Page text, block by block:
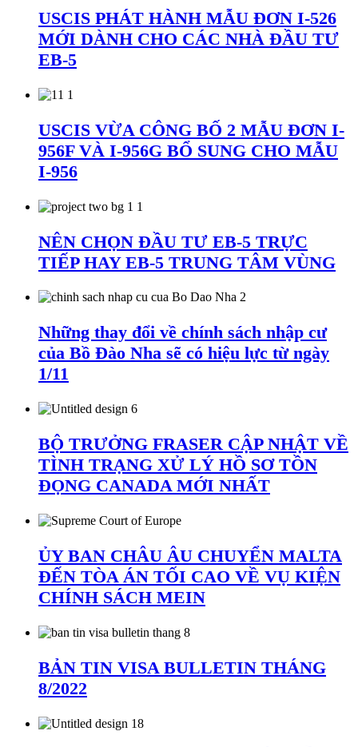
USCIS PHÁT HÀNH MẪU ĐƠN I-526
MỚI DÀNH CHO CÁC NHÀ ĐẦU TƯ
EB-5
USCIS VỪA CÔNG BỐ 2 MẪU ĐƠN I-
956F VÀ I-956G BỔ SUNG CHO MẪU
I-956
NÊN CHỌN ĐẦU TƯ EB-5 TRỰC
TIẾP HAY EB-5 TRUNG TÂM VÙNG
Những thay đổi về chính sách nhập cư
của Bồ Đào Nha sẽ có hiệu lực từ ngày
1/11
BỘ TRƯỞNG FRASER CẬP NHẬT VỀ
TÌNH TRẠNG XỬ LÝ HỒ SƠ TỒN
ĐỌNG CANADA MỚI NHẤT
ỦY BAN CHÂU ÂU CHUYỂN MALTA
ĐẾN TÒA ÁN TỐI CAO VỀ VỤ KIỆN
CHÍNH SÁCH MEIN
BẢN TIN VISA BULLETIN THÁNG
8/2022